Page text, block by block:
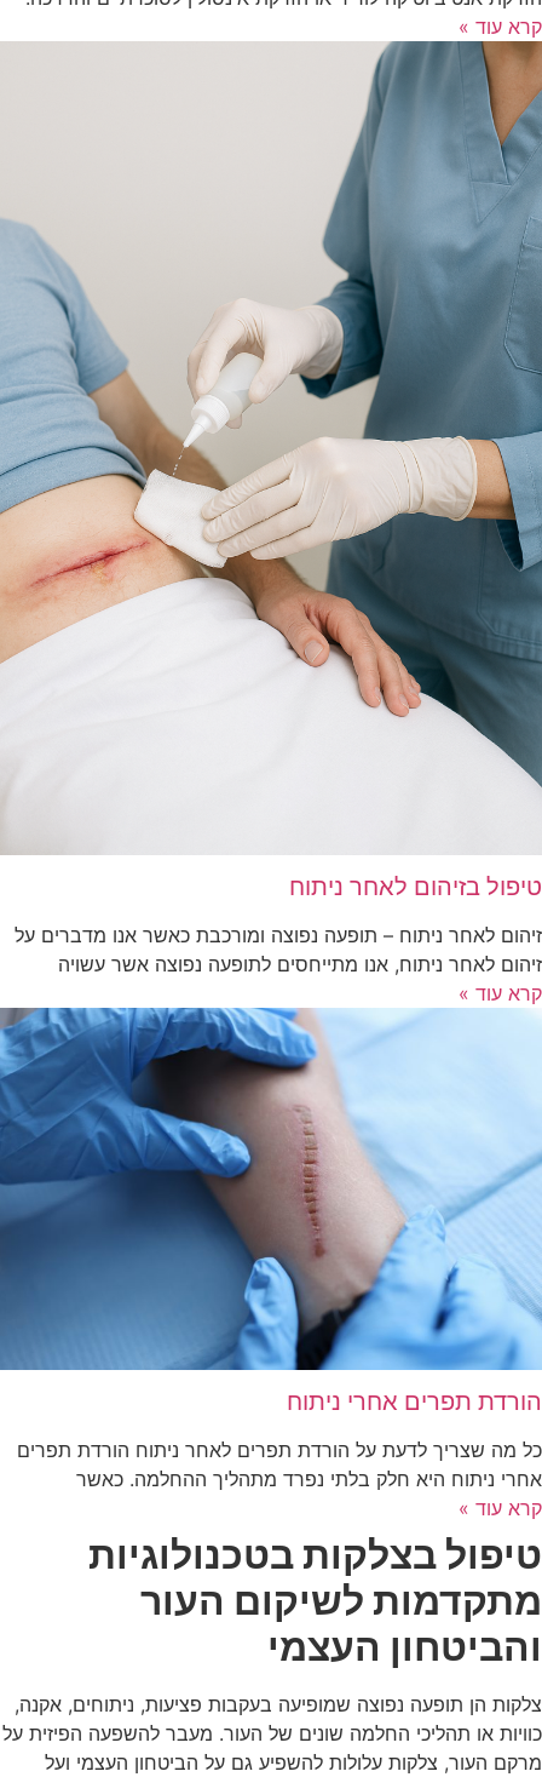
קרא עוד »
טיפול בזיהום לאחר ניתוח
זיהום לאחר ניתוח – תופעה נפוצה ומורכבת כאשר אנו מדברים על
זיהום לאחר ניתוח, אנו מתייחסים לתופעה נפוצה אשר עשויה
קרא עוד »
הורדת תפרים אחרי ניתוח
כל מה שצריך לדעת על הורדת תפרים לאחר ניתוח הורדת תפרים
אחרי ניתוח היא חלק בלתי נפרד מתהליך ההחלמה. כאשר
קרא עוד »
טיפול בצלקות בטכנולוגיות
מתקדמות לשיקום העור
והביטחון העצמי
צלקות הן תופעה נפוצה שמופיעה בעקבות פציעות, ניתוחים, אקנה,
כוויות או תהליכי החלמה שונים של העור. מעבר להשפעה הפיזית על
מרקם העור, צלקות עלולות להשפיע גם על הביטחון העצמי ועל